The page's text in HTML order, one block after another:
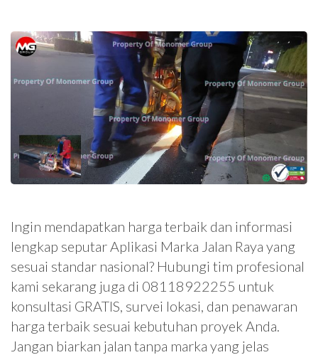
Ingin mendapatkan harga terbaik dan informasi
lengkap seputar Aplikasi Marka Jalan Raya yang
sesuai standar nasional? Hubungi tim profesional
kami sekarang juga di 08118922255 untuk
konsultasi GRATIS, survei lokasi, dan penawaran
harga terbaik sesuai kebutuhan proyek Anda.
Jangan biarkan jalan tanpa marka yang jelas